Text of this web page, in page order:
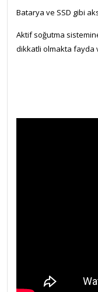
Batarya ve SSD gibi
Aktif soğutma
dikkatli olmakta fayda